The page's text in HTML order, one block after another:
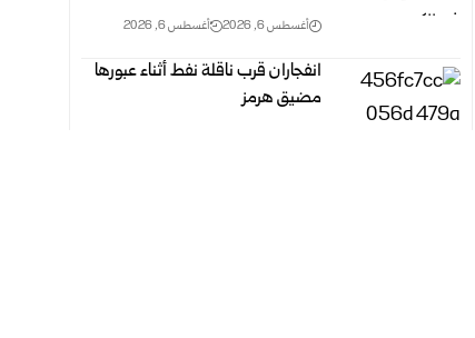
أغسطس 6, 2026 أغسطس 6, 2026
انفجاران قرب ناقلة نفط أثناء عبورها
مضيق هرمز